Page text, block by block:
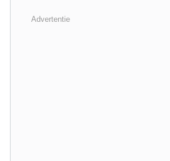
Advertentie